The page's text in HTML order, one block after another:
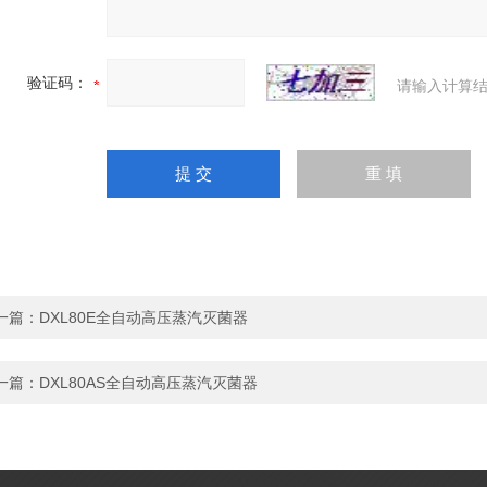
验证码： 请输入计算
篇： DXL80E全自动高压蒸汽灭菌器
篇： DXL80AS全自动高压蒸汽灭菌器